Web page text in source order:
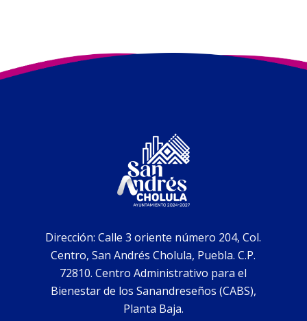
Dirección: Calle 3 oriente número 204, Col.
Centro, San Andrés Cholula, Puebla. C.P.
72810. Centro Administrativo para el
Bienestar de los Sanandreseños (CABS),
Planta Baja.